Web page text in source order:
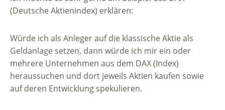
(Deutsche Aktienindex) erklären:
Würde ich als Anleger auf die klassische Aktie als
Geldanlage setzen, dann würde ich mir ein oder
mehrere Unternehmen aus dem DAX (Index)
heraussuchen und dort jeweils Aktien kaufen sowie
auf deren Entwicklung spekulieren.